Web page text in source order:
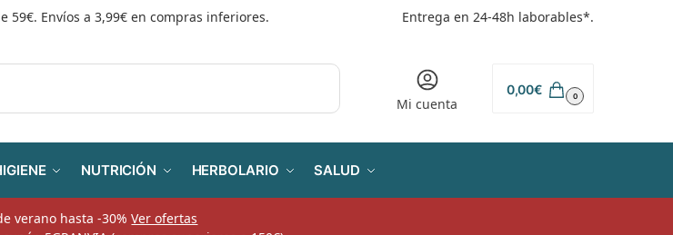
59€. Envíos a 3,99€ en compras inferiores. Entrega en 24-48h laborables*.
Mi cuenta
0,00€ 0
NUTRICIÓN HERBOLARIO SALUD
verano hasta -30%Ver ofertas